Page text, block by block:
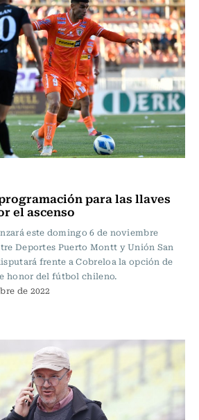
para las llaves
el ascenso
este domingo 6 de noviembre
Deportes Puerto Montt y Unión San
frente a Cobreloa la opción de
honor del fútbol chileno.
de 2022